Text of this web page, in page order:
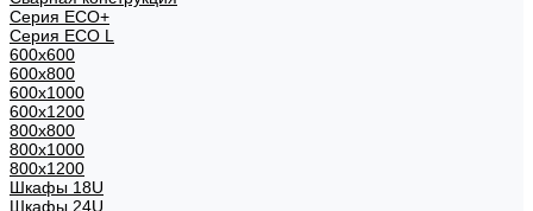
Серия ECO+
Серия ECO L
600x600
600x800
600х1000
600х1200
800x800
800х1000
800х1200
Шкафы 18U
Шкафы 24U